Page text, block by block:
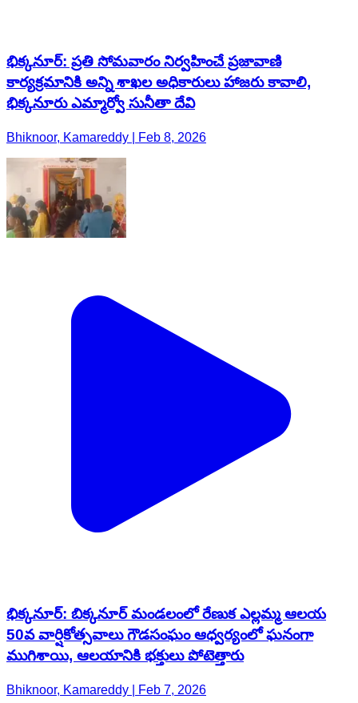
భిక్కనూర్: ప్రతి సోమవారం నిర్వహించే ప్రజావాణి
కార్యక్రమానికి అన్ని శాఖల అధికారులు హాజరు కావాలి,
భిక్కనూరు ఎమ్మార్వో సునీతా దేవి
Bhiknoor, Kamareddy | Feb 8, 2026
భిక్కనూర్: బిక్కనూర్ మండలంలో రేణుక ఎల్లమ్మ ఆలయ
50వ వార్షికోత్సవాలు గౌడసంఘం ఆధ్వర్యంలో ఘనంగా
ముగిశాయి, ఆలయానికి భక్తులు పోటెత్తారు
Bhiknoor, Kamareddy | Feb 7, 2026